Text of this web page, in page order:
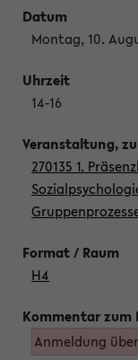
Montag, 10.
14-16
270135 1.
H4
Anmeldung über